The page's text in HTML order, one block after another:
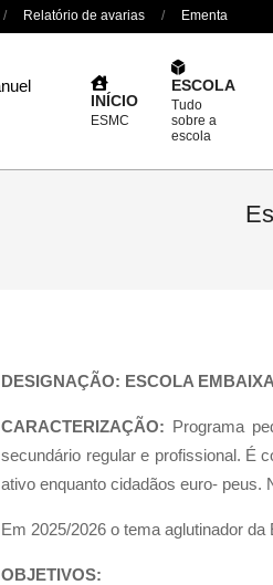
Relatório de avarias Ementa
INÍCIO
ESMC
ESCOLA
Tudo
sobre a
escola
DESIGNAÇÃO: ESCOLA
CARACTERIZAÇÃO: Programa
secundário regular e profissional. É
ativo enquanto cidadãos euro- peus.
Em 2025/2026 o tema aglutinador da
OBJETIVOS: